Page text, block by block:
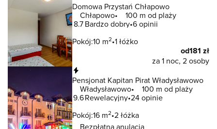
Domowa Przystań Chłapowo
Chłapowo
100 m od plaży
8.7Bardzo dobry 6 opinii
Pokój:10 m2 1 łóżko
od181 zł
za 1 noc, 2 osoby
Pensjonat Kapitan Pirat Władysławowo
Władysławowo
100 m od plaży
9.6Rewelacyjny 24 opinie
Pokój:16 m2 2 łóżka
Bezpłatna anulacja